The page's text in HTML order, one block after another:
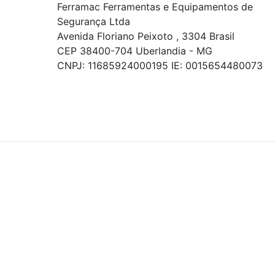
Ferramac Ferramentas e Equipamentos de
Segurança Ltda
Avenida Floriano Peixoto , 3304 Brasil
CEP 38400-704 Uberlandia - MG
CNPJ: 11685924000195 IE: 0015654480073